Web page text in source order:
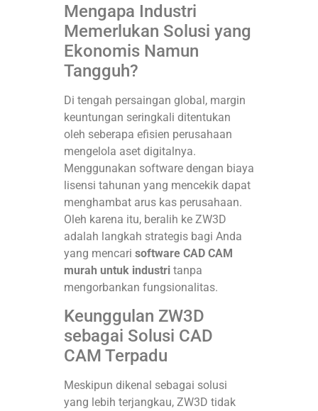
Mengapa Industri
Memerlukan Solusi yang
Ekonomis Namun
Tangguh?
Di tengah persaingan global, margin
keuntungan seringkali ditentukan
oleh seberapa efisien perusahaan
mengelola aset digitalnya.
Menggunakan software dengan biaya
lisensi tahunan yang mencekik dapat
menghambat arus kas perusahaan.
Oleh karena itu, beralih ke ZW3D
adalah langkah strategis bagi Anda
yang mencari software CAD CAM
murah untuk industritanpa
mengorbankan fungsionalitas.
Keunggulan ZW3D
sebagai Solusi CAD
CAM Terpadu
Meskipun dikenal sebagai solusi
yang lebih terjangkau, ZW3D tidak